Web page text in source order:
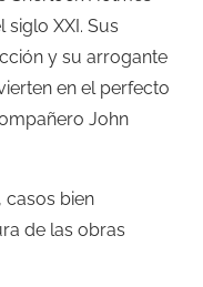
XXI. Sus
y su arrogante
en el perfecto
John
casos bien
de las obras